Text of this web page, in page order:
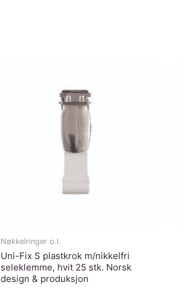
Nøkkelringer o.l.
Uni-Fix S plastkrok m/nikkelfri
seleklemme, hvit 25 stk. Norsk
design & produksjon